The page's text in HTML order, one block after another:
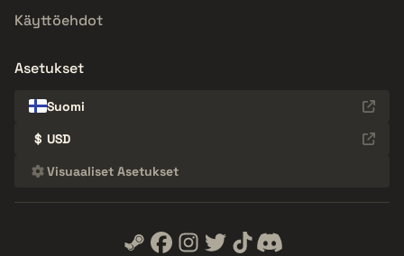
Käyttöehdot
Asetukset
Suomi
$ USD
Visuaaliset Asetukset